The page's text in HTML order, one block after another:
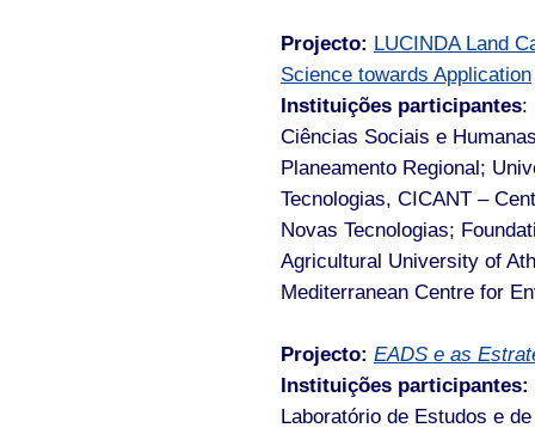
Projecto: LUCINDA Land
Science towards Application
Instituições participantes:
Ciências Sociais e
Planeamento Regional;
Tecnologias, CICANT –
Novas Tecnologias;
Agricultural University of
Mediterranean Centre for
Projecto: EADS e as
Instituições participantes:
Laboratório de Estudos e